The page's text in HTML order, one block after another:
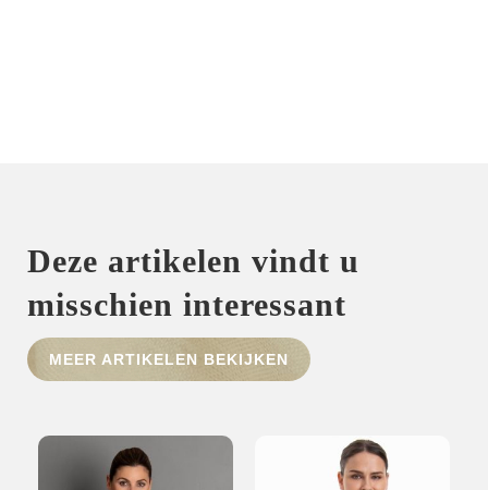
HOME
OVER ONS
Deze artikelen vindt u
misschien interessant
MEER ARTIKELEN BEKIJKEN